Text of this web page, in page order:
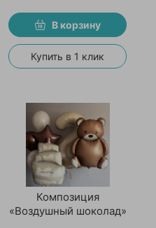
В корзину
Купить в 1 клик
Композиция
«Воздушный шоколад»